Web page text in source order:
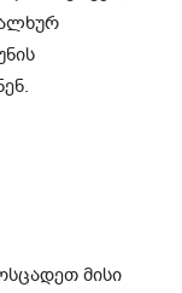
მისი